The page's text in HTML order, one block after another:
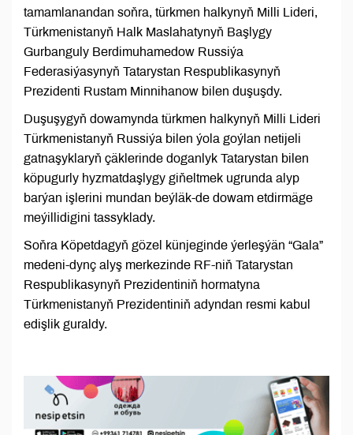
tamamlanandan soňra, türkmen halkynyň Milli Lideri,
Türkmenistanyň Halk Maslahatynyň Başlygy
Gurbanguly Berdimuhamedow Russiýa
Federasiýasynyň Tatarystan Respublikasynyň
Prezidenti Rustam Minnihanow bilen duşuşdy.
Duşuşygyň dowamynda türkmen halkynyň Milli Lideri
Türkmenistanyň Russiýa bilen ýola goýlan netijeli
gatnaşyklaryň çäklerinde doganlyk Tatarystan bilen
köpugurly hyzmatdaşlygy giňeltmek ugrunda alyp
barýan işlerini mundan beýläk-de dowam etdirmäge
meýillidigini tassyklady.
Soňra Köpetdagyň gözel künjeginde ýerleşýän “Gala”
medeni-dynç alyş merkezinde RF-niň Tatarystan
Respublikasynyň Prezidentiniň hormatyna
Türkmenistanyň Prezidentiniň adyndan resmi kabul
edişlik guraldy.